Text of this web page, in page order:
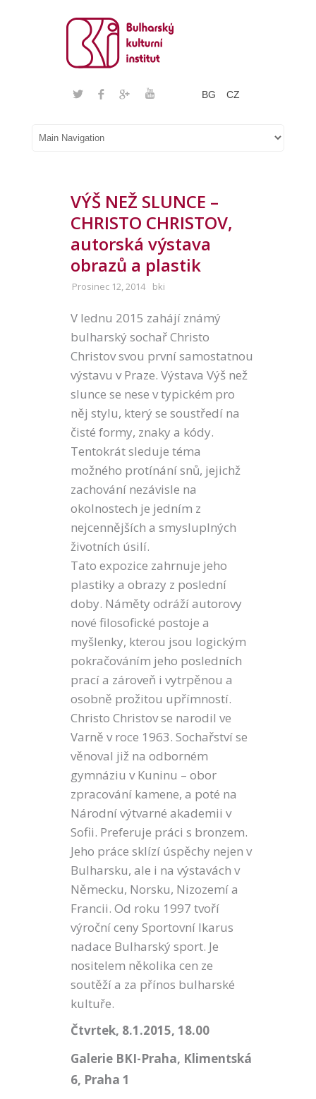
BG CZ
VÝŠ NEŽ SLUNCE –
CHRISTO CHRISTOV,
autorská výstava
obrazů a plastik
Prosinec 12, 2014 bki
V lednu 2015 zahájí známý
bulharský sochař Christo
Christov svou první samostatnou
výstavu v Praze. Výstava Výš než
slunce se nese v typickém pro
něj stylu, který se soustředí na
čisté formy, znaky a kódy.
Tentokrát sleduje téma
možného protínání snů, jejichž
zachování nezávisle na
okolnostech je jedním z
nejcennějších a smysluplných
životních úsilí.
Tato expozice zahrnuje jeho
plastiky a obrazy z poslední
doby. Náměty odráží autorovy
nové filosofické postoje a
myšlenky, kterou jsou logickým
pokračováním jeho posledních
prací a zároveň i vytrpěnou a
osobně prožitou upřímností.
Christo Christov se narodil ve
Varně v roce 1963. Sochařství se
věnoval již na odborném
gymnáziu v Kuninu – obor
zpracování kamene, a poté na
Národní výtvarné akademii v
Sofii. Preferuje práci s bronzem.
Jeho práce sklízí úspěchy nejen v
Bulharsku, ale i na výstavách v
Německu, Norsku, Nizozemí a
Francii. Od roku 1997 tvoří
výroční ceny Sportovní Ikarus
nadace Bulharský sport. Je
nositelem několika cen ze
soutěží a za přínos bulharské
kultuře.
Čtvrtek, 8.1.2015, 18.00
Galerie BKI-Praha, Klimentská
6, Praha 1